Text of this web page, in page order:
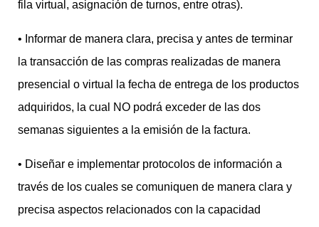
fila virtual, asignación de turnos, entre otras).
• Informar de manera clara, precisa y antes de terminar
la transacción de las compras realizadas de manera
presencial o virtual la fecha de entrega de los productos
adquiridos, la cual NO podrá exceder de las dos
semanas siguientes a la emisión de la factura.
• Diseñar e implementar protocolos de información a
través de los cuales se comuniquen de manera clara y
precisa aspectos relacionados con la capacidad